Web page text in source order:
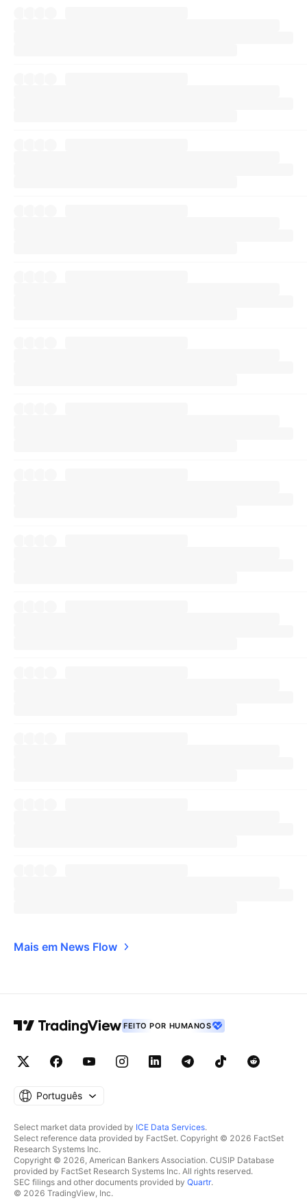
Mais em News Flow
FEITO POR HUMANOS
Português
Select market data provided by ICE Data Services.
Select reference data provided by FactSet. Copyright © 2026 FactSet
Research Systems Inc.
Copyright © 2026, American Bankers Association. CUSIP Database
provided by FactSet Research Systems Inc. All rights reserved.
SEC filings and other documents provided by Quartr.
© 2026 TradingView, Inc.